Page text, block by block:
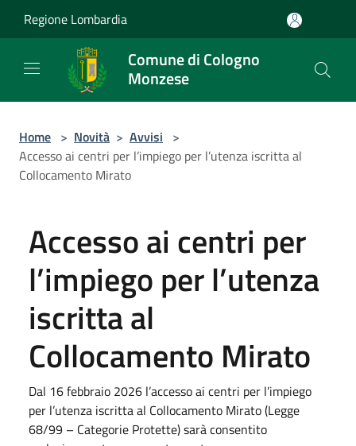
Regione Lombardia
Comune di Cologno
Monzese
Home > Novità > Avvisi >
Accesso ai centri per l’impiego per l’utenza iscritta al
Collocamento Mirato
Accesso ai centri per
l’impiego per l’utenza
iscritta al
Collocamento Mirato
Dal 16 febbraio 2026 l’accesso ai centri per l’impiego
per l’utenza iscritta al Collocamento Mirato (Legge
68/99 – Categorie Protette) sarà consentito